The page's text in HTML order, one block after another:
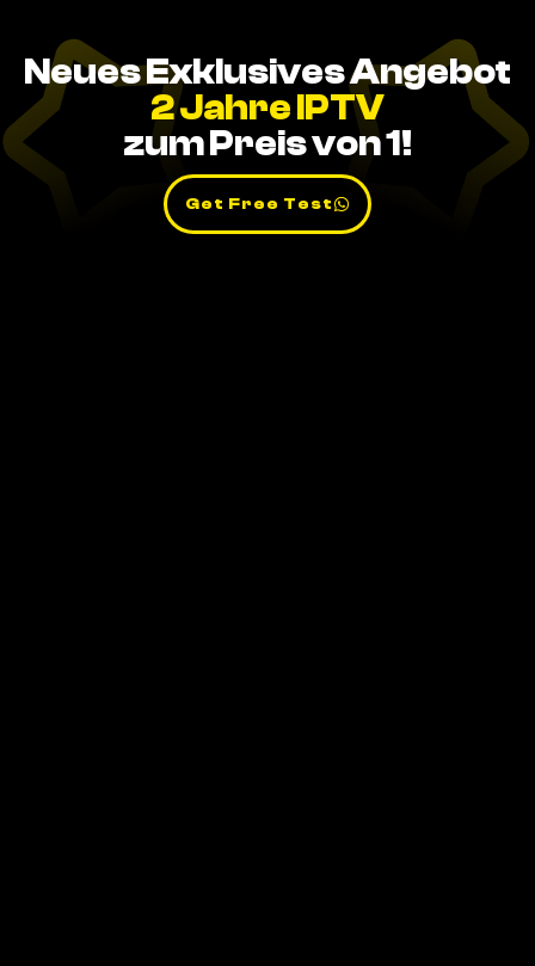
Neues Exklusives Angebot
2 Jahre IPTV
zum Preis von 1!
Get Free Test